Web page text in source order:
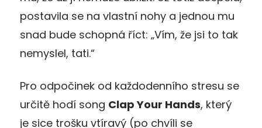
postavila se na vlastní nohy a jednou mu
snad bude schopná říct: „Vím, že jsi to tak
nemyslel, tati.“
Pro odpočinek od každodenního stresu se
určitě hodí song Clap Your Hands, který
je sice trošku vtíravý (po chvíli se